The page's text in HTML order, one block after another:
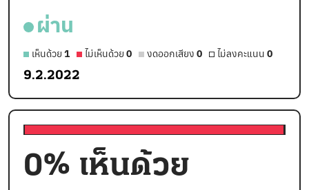
ผ่าน
เห็นด้วย 1 ไม่เห็นด้วย 0 งดออกเสียง 0 ไม่ลงคะแนน 0
9.2.2022
0% เห็นด้วย